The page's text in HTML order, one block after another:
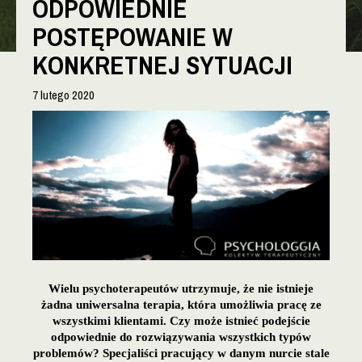
ODPOWIEDNIE
POSTĘPOWANIE W
KONKRETNEJ SYTUACJI
7 lutego 2020
Wielu psychoterapeutów utrzymuje, że nie istnieje
żadna uniwersalna terapia, która umożliwia pracę ze
wszystkimi klientami. Czy może istnieć podejście
odpowiednie do rozwiązywania wszystkich typów
problemów? Specjaliści pracujący w danym nurcie stale